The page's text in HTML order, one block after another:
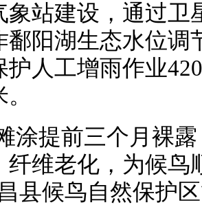
象站建设，通过卫
鄱阳湖生态水位调
护人工增雨作业
涂提前三个月裸
纤维老化，为候鸟
县候鸟自然保护